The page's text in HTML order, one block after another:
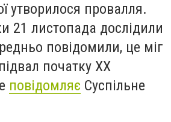
утворилося провалля.
21 листопада дослідили
повідомили, це міг
початку ХХ
повідомляє Суспільне